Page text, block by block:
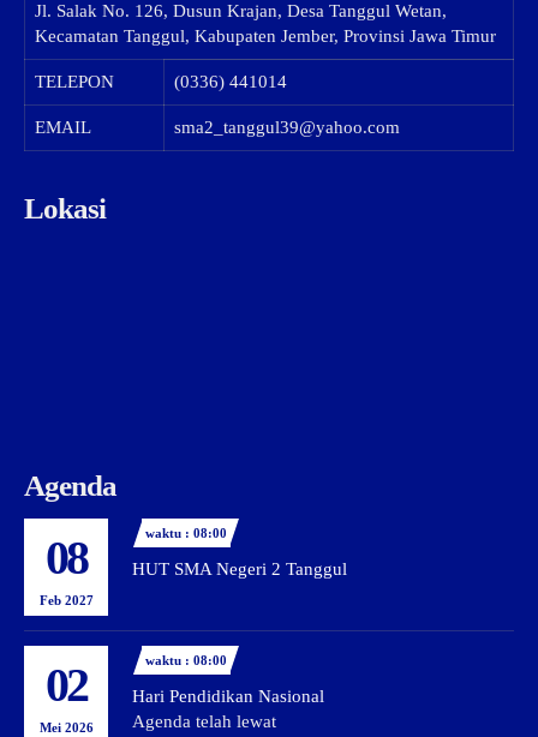
Jl. Salak No. 126, Dusun Krajan, Desa Tanggul Wetan,
Kecamatan Tanggul, Kabupaten Jember, Provinsi Jawa Timur
TELEPON (0336) 441014
EMAIL sma2_tanggul39@yahoo.com
Lokasi
Agenda
08
Feb 2027
waktu : 08:00
HUT SMA Negeri 2 Tanggul
02
Mei 2026
waktu : 08:00
Hari Pendidikan Nasional
Agenda telah lewat